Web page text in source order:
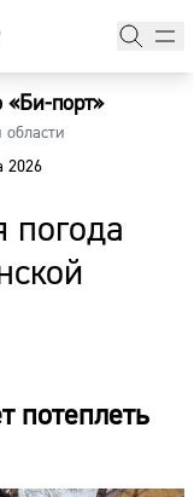
«Би-порт»
2026
погода
потеплеть